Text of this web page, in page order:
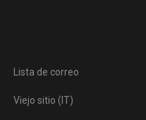
Lista de correo
Viejo sitio (IT)